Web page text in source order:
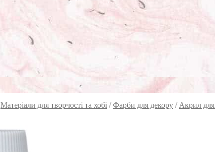
Матеріали для творчості та хобі /Фарби для декору / Акрил для